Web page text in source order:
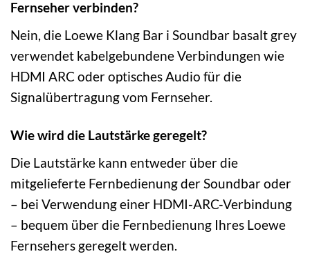
Fernseher verbinden?
Nein, die Loewe Klang Bar i Soundbar basalt grey
verwendet kabelgebundene Verbindungen wie
HDMI ARC oder optisches Audio für die
Signalübertragung vom Fernseher.
Wie wird die Lautstärke geregelt?
Die Lautstärke kann entweder über die
mitgelieferte Fernbedienung der Soundbar oder
– bei Verwendung einer HDMI-ARC-Verbindung
– bequem über die Fernbedienung Ihres Loewe
Fernsehers geregelt werden.